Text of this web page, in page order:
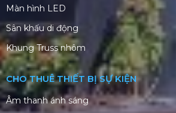
Màn hình LED
Sân khấu di động
Khung Truss nhôm
CHO THUÊ THIẾT BỊ SỰ KIỆN
Âm thanh ánh sáng